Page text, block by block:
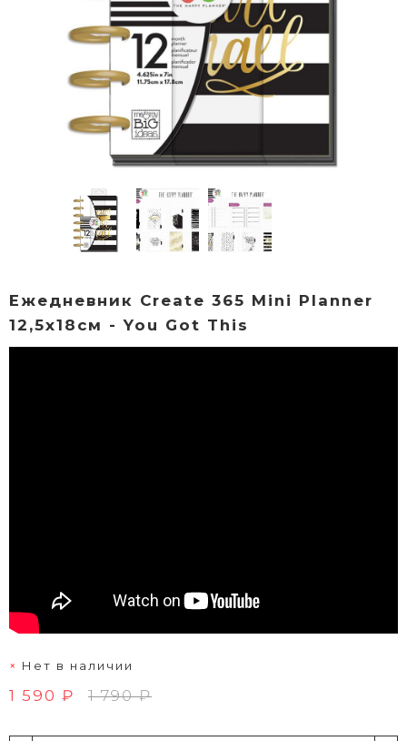
Ежедневник Create 365 Mini Planner
12,5х18см - You Got This
Нет в наличии
1 590 ₽ 1 790 ₽